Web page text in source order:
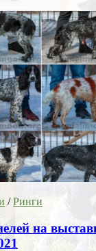
/Ринги
на